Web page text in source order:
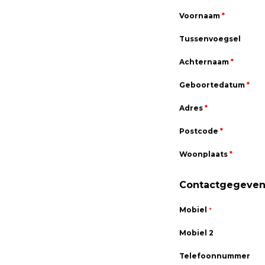
Voornaam *
Tussenvoegsel
Achternaam *
Geboortedatum *
Adres *
Postcode *
Woonplaats *
Mobiel *
Mobiel 2
Telefoonnummer